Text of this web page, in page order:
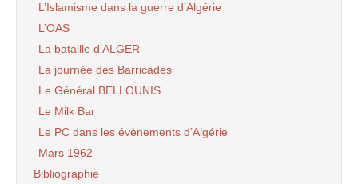
L’Islamisme dans la guerre d’Algérie
L’OAS
La bataille d’ALGER
La journée des Barricades
Le Général BELLOUNIS
Le Milk Bar
Le PC dans les évènements d’Algérie
Mars 1962
Bibliographie